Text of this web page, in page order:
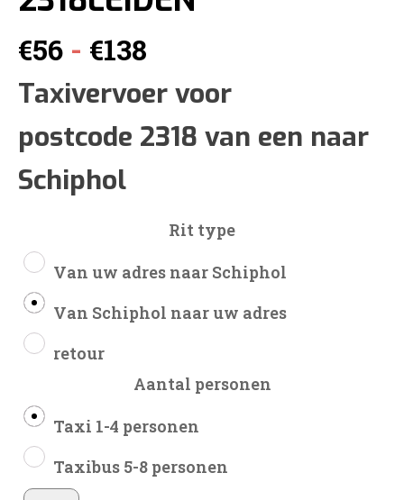
€56 - €138
€56
tot
Taxivervoer voor
postcode 2318 van een naar
Schiphol
Rit type
Van uw adres naar Schiphol
Van Schiphol naar uw adres
retour
Aantal personen
Taxi 1-4 personen
Taxibus 5-8 personen